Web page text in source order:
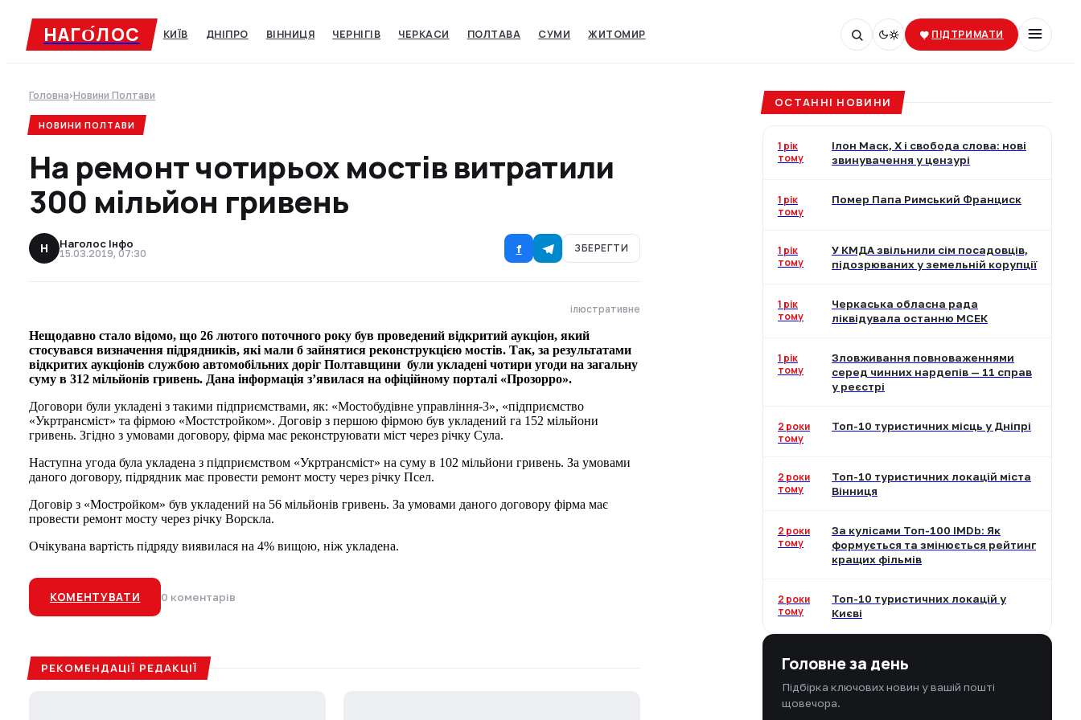
НАГО́ЛОC КИЇВ ДНІПРО ВІННИЦЯ ЧЕРНІГІВ ЧЕРКАСИ ПОЛТАВА СУМИ ЖИТОМИР ПІДТРИМАТИ
Головна›Новини Полтави
НОВИНИ ПОЛТАВИ
На ремонт чотирьох мостів витратили
300 мільйон гривень
Н Наголос Інфо
15.03.2019, 07:30 f ЗБЕРЕГТИ
ілюстративне
Нещодавно стало відомо, що 26 лютого поточного року був проведений відкритий аукціон, який
стосувався визначення підрядників, які мали б зайнятися реконструкцією мостів. Так, за результатами
відкритих аукціонів службою автомобільних доріг Полтавщини були укладені чотири угоди на загальну
суму в 312 мільйонів гривень. Дана інформація з’явилася на офіційному порталі «Прозорро».
Договори були укладені з такими підприємствами, як: «Мостобудівне управління-3», «підприємство
«Укртрансміст» та фірмою «Мостстройком». Договір з першою фірмою був укладений га 152 мільйони
гривень. Згідно з умовами договору, фірма має реконструювати міст через річку Сула.
Наступна угода була укладена з підприємством «Укртрансміст» на суму в 102 мільйони гривень. За умовами
даного договору, підрядник має провести ремонт мосту через річку Псел.
Договір з «Мостройком» був укладений на 56 мільйонів гривень. За умовами даного договору фірма має
провести ремонт мосту через річку Ворскла.
Очікувана вартість підряду виявилася на 4% вищою, ніж укладена.
КОМЕНТУВАТИ 0 коментарів
РЕКОМЕНДАЦІЇ РЕДАКЦІЇ
ОСТАННІ НОВИНИ
1 рік
тому
Ілон Маск, X і свобода слова: нові
звинувачення у цензурі
1 рік
тому
Помер Папа Римський Франциск
1 рік
тому
У КМДА звільнили сім посадовців,
підозрюваних у земельній корупції
1 рік
тому
Черкаська обласна рада
ліквідувала останню МСЕК
1 рік
тому
Зловживання повноваженнями
серед чинних нардепів — 11 справ
у реєстрі
2 роки
тому
Топ-10 туристичних місць у Дніпрі
2 роки
тому
Топ-10 туристичних локацій міста
Вінниця
2 роки
тому
За кулісами Топ-100 IMDb: Як
формується та змінюється рейтинг
кращих фільмів
2 роки
тому
Топ-10 туристичних локацій у
Києві
Головне за день
Підбірка ключових новин у вашій пошті
щовечора.